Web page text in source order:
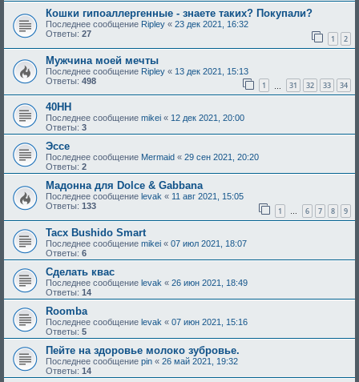
Кошки гипоаллергенные - знаете таких? Покупали?
Последнее сообщение Ripley « 23 дек 2021, 16:32
Ответы: 27 1 2
Мужчина моей мечты
Последнее сообщение Ripley « 13 дек 2021, 15:13
Ответы: 498 1 31 32 33 34
40HH
Последнее сообщение mikei « 12 дек 2021, 20:00
Ответы: 3
Эссе
Последнее сообщение Mermaid « 29 сен 2021, 20:20
Ответы: 2
Мадонна для Dolce & Gabbana
Последнее сообщение levak « 11 авг 2021, 15:05
Ответы: 133 1 … 6 7 8 9
Tacx Bushido Smart
Последнее сообщение mikei « 07 июл 2021, 18:07
Ответы: 6
Сделать квас
Последнее сообщение levak « 26 июн 2021, 18:49
Ответы: 14
Roomba
Последнее сообщение levak « 07 июн 2021, 15:16
Ответы: 5
Пейте на здоровье молоко зубровье.
Последнее сообщение pin « 26 май 2021, 19:32
Ответы: 14